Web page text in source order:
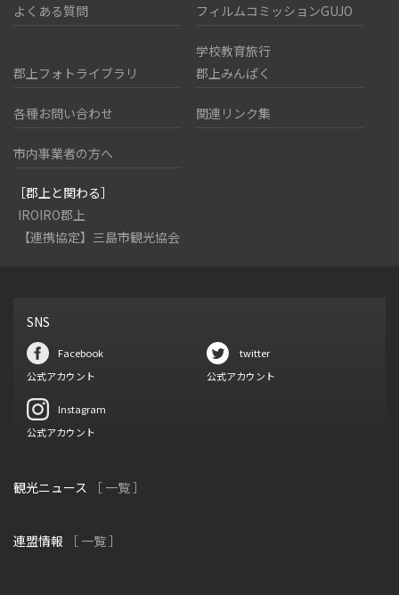
よくある質問 フィルムコミッションGUJO
郡上フォトライブラリ
学校教育旅行
郡上みんぱく
各種お問い合わせ 関連リンク集
市内事業者の方へ
［郡上と関わる］
IROIRO郡上
【連携協定】三島市観光協会
SNS
Facebook
公式アカウント
twitter
公式アカウント
Instagram
公式アカウント
観光ニュース ［ 一覧 ］
連盟情報 ［ 一覧 ］